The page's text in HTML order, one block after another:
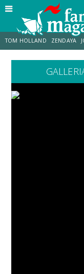
TOM HOLLAND ZENDAYA
LUCCA